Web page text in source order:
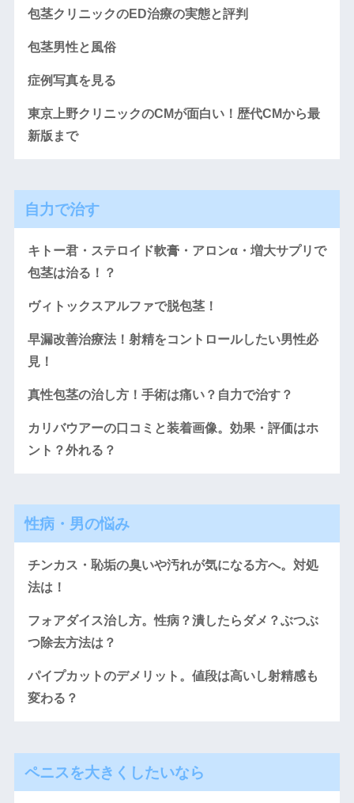
包茎クリニックのED治療の実態と評判
包茎男性と風俗
症例写真を見る
東京上野クリニックのCMが面白い！歴代CMから最
新版まで
自力で治す
キトー君・ステロイド軟膏・アロンα・増大サプリで
包茎は治る！？
ヴィトックスアルファで脱包茎！
早漏改善治療法！射精をコントロールしたい男性必
見！
真性包茎の治し方！手術は痛い？自力で治す？
カリバウアーの口コミと装着画像。効果・評価はホ
ント？外れる？
性病・男の悩み
チンカス・恥垢の臭いや汚れが気になる方へ。対処
法は！
フォアダイス治し方。性病？潰したらダメ？ぶつぶ
つ除去方法は？
パイプカットのデメリット。値段は高いし射精感も
変わる？
ペニスを大きくしたいなら